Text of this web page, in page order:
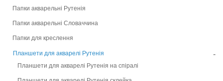
Папки акварельні Рутенія
Папки акварельні Словаччина
Папки для креслення
-
Планшети для акварелі Рутенія
Планшети для акварелі Рутенія на спіралі